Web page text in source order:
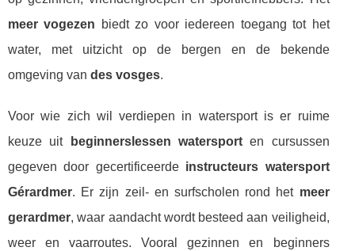
meer vogezen biedt zo voor iedereen toegang tot het
water, met uitzicht op de bergen en de bekende
omgeving van des vosges.
Voor wie zich wil verdiepen in watersport is er ruime
keuze uit
beginnerslessen watersporten cursussen
gegeven door gecertificeerde instructeurs watersport
Gérardmer. Er zijn zeil- en surfscholen rond het meer
gerardmer, waar aandacht wordt besteed aan veiligheid,
weer en vaarroutes. Vooral gezinnen en beginners